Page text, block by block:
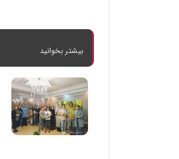
بیشتر بخوانید